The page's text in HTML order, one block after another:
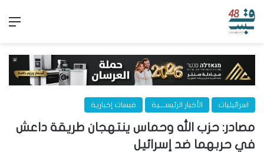
اسرائيليات الأخبار الرئيســـية قبسات إخبارية
مصادر: حزب الله وحماس ينتهجان طريقة داعش
في حربهما ضد إسرائيل